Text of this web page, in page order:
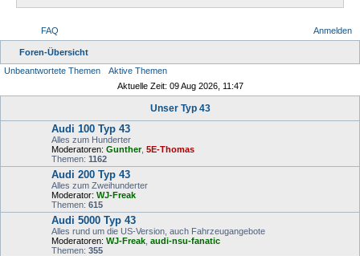
FAQ Anmelden
Foren-Übersicht
Unbeantwortete Themen
Aktive Themen
Aktuelle Zeit: 09 Aug 2026, 11:47
Unser Typ 43
Audi 100 Typ 43
Alles zum Hunderter
Moderatoren: Gunther, 5E-Thomas
Themen: 1162
Audi 200 Typ 43
Alles zum Zweihunderter
Moderator: WJ-Freak
Themen: 615
Audi 5000 Typ 43
Alles rund um die US-Version, auch Fahrzeugangebote
Moderatoren: WJ-Freak audi-nsu-fanatic
Themen: 355